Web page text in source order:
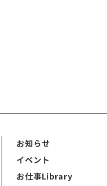
お知らせ
イベント
お仕事Library